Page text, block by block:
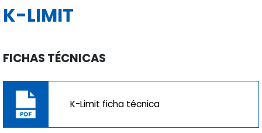
K-LIMIT
FICHAS TÉCNICAS
K-Limit ficha técnica